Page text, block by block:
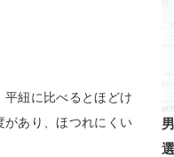
紐に比べるとほどけ
があり、ほつれにくい